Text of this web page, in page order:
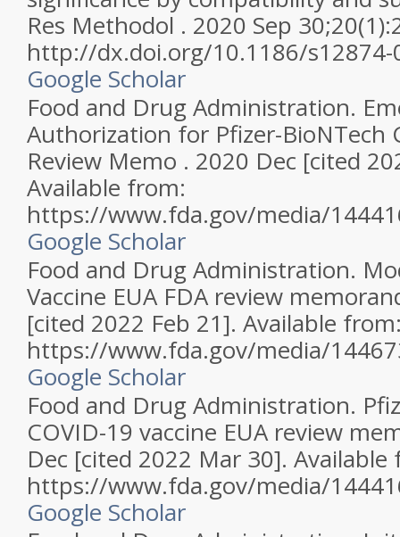
Res Methodol . 2020 Sep
http://dx.doi.org/10.1186/s12874-
Google Scholar
Food and Drug Administration.
Authorization for Pfizer-BioNTech
Review Memo . 2020 Dec [cited
Available from:
https://www.fda.gov/media/
Google Scholar
Food and Drug Administration.
Vaccine EUA FDA review
[cited 2022 Feb 21]. Available
https://www.fda.gov/media/
Google Scholar
Food and Drug Administration.
COVID-19 vaccine EUA review
Dec [cited 2022 Mar 30]. Available
https://www.fda.gov/media/
Google Scholar